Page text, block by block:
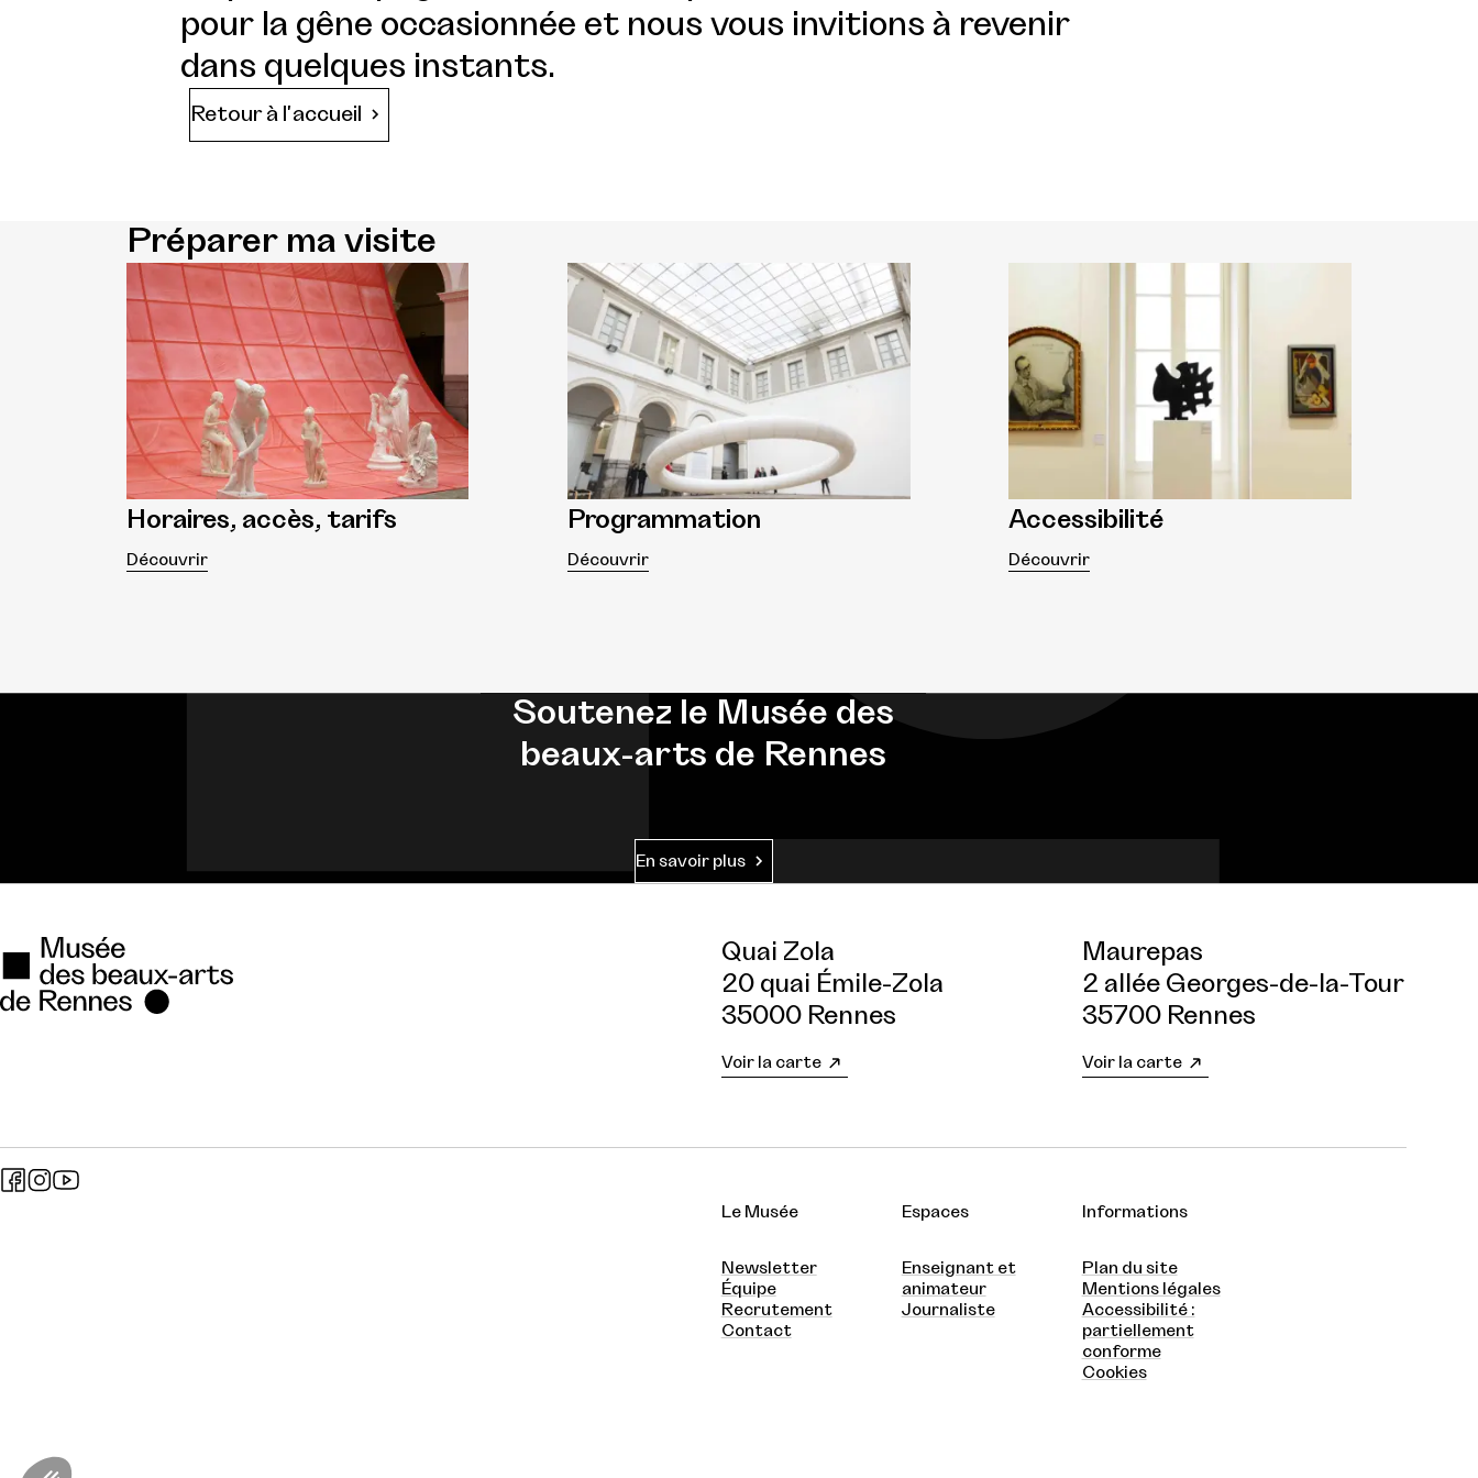
pour la gêne occasionnée et nous vous invitions à revenir
dans quelques instants.
Retour à l'accueil
Préparer ma visite
Horaires, accès, tarifs
Découvrir
Programmation
Découvrir
Accessibilité
Découvrir
Soutenez le Musée des
beaux-arts de Rennes
En savoir plus
Quai Zola
20 quai Émile-Zola
35000 Rennes
Voir la carte
Maurepas
2 allée Georges-de-la-Tour
35700 Rennes
Voir la carte
Le Musée
Newsletter
Équipe
Recrutement
Contact
Espaces
Enseignant et
animateur
Journaliste
Informations
Plan du site
Mentions légales
Accessibilité :
partiellement
conforme
Cookies